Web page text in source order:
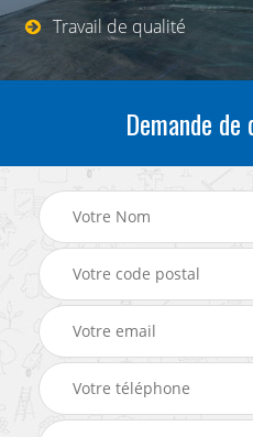
Travail de qualité
Demande